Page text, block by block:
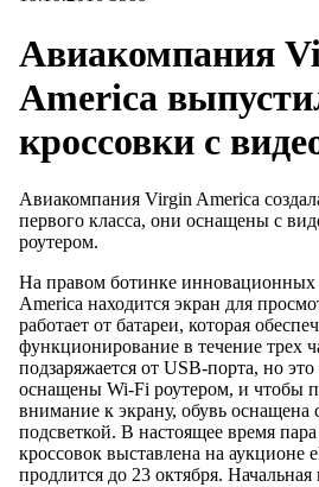
Авиакомпания
America
кроссовки с
Авиакомпания Virgin America
первого класса, они оснащены с
роутером.
На правом ботинке инновационных
America находится экран для
работает от батареи, которая
функционирование в течение трех
подзаряжается от USB-порта, но
оснащены Wi-Fi роутером, и чтобы
внимание к экрану, обувь оснащена
подсветкой. В настоящее время
кроссовок выставлена на аукционе
продлится до 23 октября. Начальная